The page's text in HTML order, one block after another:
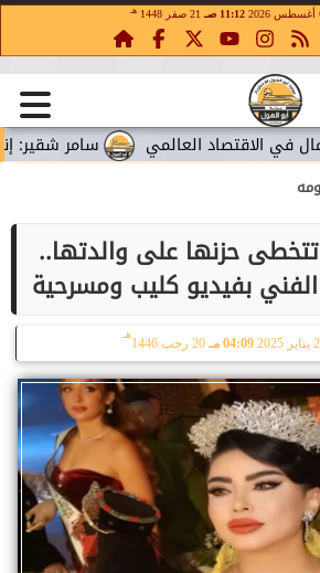
11:12 صـ 21 صفر 1448 هـ
سامر شقير: إنفاق ميتا العالمي
تتخطى حزنها على والدتها..
بفيديو كليب ومسرحية
04:09 مـ 20 رجب 1446
هـ